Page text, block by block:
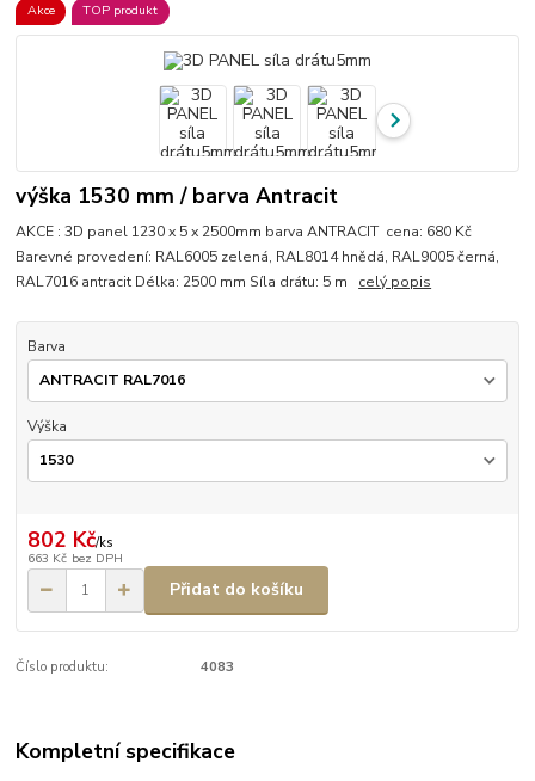
Akce TOP produkt
výška 1530 mm / barva Antracit
AKCE : 3D panel 1230 x 5 x 2500mm barva ANTRACIT cena: 680 Kč
Barevné provedení: RAL6005 zelená, RAL8014 hnědá, RAL9005 černá,
RAL7016 antracit Délka: 2500 mm Síla drátu: 5 m celý popis
Barva
Výška
802 Kč/ks
663 Kč bez DPH
Přidat do košíku
Číslo produktu: 4083
Kompletní specifikace